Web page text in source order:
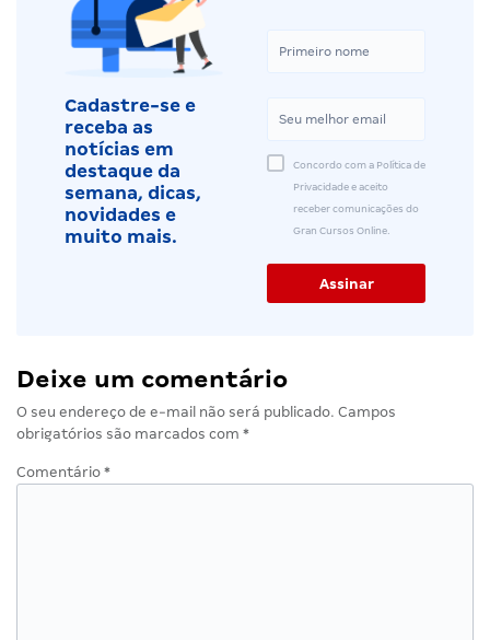
Cadastre-se e
receba as
notícias em
destaque da
semana, dicas,
novidades e
muito mais.
Concordo com a Política de
Privacidade e aceito
receber comunicações do
Gran Cursos Online.
Deixe um comentário
O seu endereço de e-mail não será publicado. Campos
obrigatórios são marcados com *
Comentário *